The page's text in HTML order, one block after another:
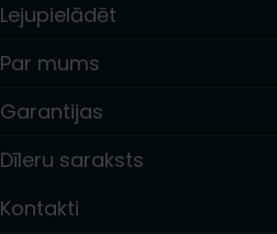
Lejupielādēt
Par mums
Garantijas
Dīleru saraksts
Kontakti